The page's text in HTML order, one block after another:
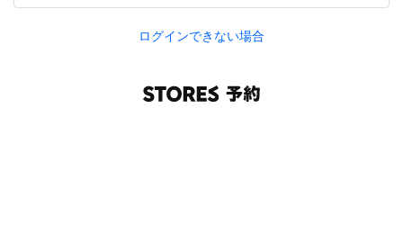
ログインできない場合